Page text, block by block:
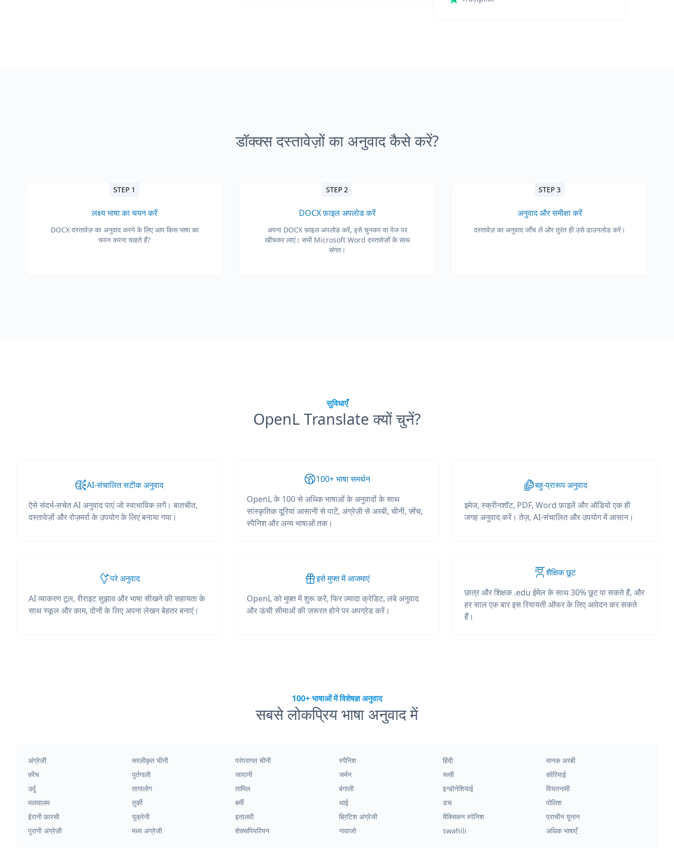
डॉक्क्स दस्तावेज़ों का अनुवाद कैसे करें?
STEP 1
लक्ष्य भाषा का चयन करें
DOCX दस्तावेज़ का अनुवाद करने के लिए आप किस भाषा का
चयन करना चाहते हैं?
STEP 2
DOCX फ़ाइल अपलोड करें
अपना DOCX फ़ाइल अपलोड करें, इसे चुनकर या पेज पर
खींचकर लाएं। सभी Microsoft Word दस्तावेज़ों के साथ
संगत।
STEP 3
अनुवाद और समीक्षा करें
दस्तावेज़ का अनुवाद जाँच लें और तुरंत ही उसे डाउनलोड करें।
सुविधाएँ
OpenL Translate क्यों चुनें?
AI-संचालित सटीक अनुवाद
ऐसे संदर्भ-सचेत AI अनुवाद पाएं जो स्वाभाविक लगें। बातचीत,
दस्तावेज़ों और रोज़मर्रा के उपयोग के लिए बनाया गया।
100+ भाषा समर्थन
OpenL के 100 से अधिक भाषाओं के अनुवादों के साथ
सांस्कृतिक दूरियां आसानी से पाटें, अंग्रेज़ी से अरबी, चीनी, फ़्रेंच,
स्पैनिश और अन्य भाषाओं तक।
बहु-प्रारूप अनुवाद
इमेज, स्क्रीनशॉट, PDF, Word फ़ाइलें और ऑडियो एक ही
जगह अनुवाद करें। तेज़, AI-संचालित और उपयोग में आसान।
परे अनुवाद
AI व्याकरण टूल, रीराइट सुझाव और भाषा सीखने की सहायता के
साथ स्कूल और काम, दोनों के लिए अपना लेखन बेहतर बनाएं।
इसे मुफ्त में आजमाएं
OpenL को मुफ़्त में शुरू करें, फिर ज़्यादा क्रेडिट, लंबे अनुवाद
और ऊंची सीमाओं की ज़रूरत होने पर अपग्रेड करें।
शैक्षिक छूट
छात्र और शिक्षक .edu ईमेल के साथ 30% छूट पा सकते हैं, और
हर साल एक बार इस रियायती ऑफर के लिए आवेदन कर सकते
हैं।
100+ भाषाओं में विशेषज्ञ अनुवाद
सबसे लोकप्रिय भाषा अनुवाद में
अंग्रेज़ी सरलीकृत चीनी परंपरागत चीनी स्पैनिश हिंदी
मानक अरबी
फ़्रेंच
पुर्तगाली जापानी जर्मन रूसी
कोरियाई
उर्दू
तागालोग तामिल बंगाली इन्डोनेशियाई
वियतनामी
मलयालम
तुर्की बर्मी थाई डच
पोलिश
ईरानी फ़ारसी
यूक्रेनी इतालवी ब्रिटिश अंग्रेजी मैक्सिकन स्पेनिश
प्राचीन यूनान
पुरानी अंग्रेज़ी
मध्य अंग्रेजी शेक्सपियरियन नावाजो swahili अधिक भाषाएँ